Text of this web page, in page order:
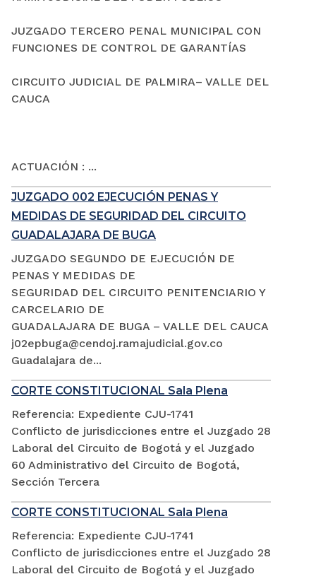
JUZGADO TERCERO PENAL MUNICIPAL CON
FUNCIONES DE CONTROL DE GARANTÍAS
CIRCUITO JUDICIAL DE PALMIRA– VALLE DEL
CAUCA
ACTUACIÓN : ...
JUZGADO 002 EJECUCIÓN PENAS Y
MEDIDAS DE SEGURIDAD DEL CIRCUITO
GUADALAJARA DE BUGA
JUZGADO SEGUNDO DE EJECUCIÓN DE
PENAS Y MEDIDAS DE
SEGURIDAD DEL CIRCUITO PENITENCIARIO Y
CARCELARIO DE
GUADALAJARA DE BUGA – VALLE DEL CAUCA
j02epbuga@cendoj.ramajudicial.gov.co
Guadalajara de...
CORTE CONSTITUCIONAL Sala Plena
Referencia: Expediente CJU-1741
Conflicto de jurisdicciones entre el Juzgado 28
Laboral del Circuito de Bogotá y el Juzgado
60 Administrativo del Circuito de Bogotá,
Sección Tercera
CORTE CONSTITUCIONAL Sala Plena
Referencia: Expediente CJU-1741
Conflicto de jurisdicciones entre el Juzgado 28
Laboral del Circuito de Bogotá y el Juzgado